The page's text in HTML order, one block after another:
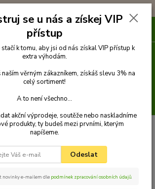
Obojky z kůže hlazenice zdobené
Obojek z
Palkar zdobený obojek z kůže hlazenice pro
obojek z kůže
pro psy 60 cm x 40 mm
se u nás a získej VIP
přístup
k tomu, aby jsi od nás získal VIP přístup k
extra výhodám.
věrným zákazníkem, získáš slevu 3% na
celý sortiment!
A to není všechno...
akční výprodeje, soutěže nebo naskladníme
produkty, ty budeš mezi prvními, kterým
napíšeme.
Odeslat
novinky e-mailem dle podmínek zpracování osobních údajů.